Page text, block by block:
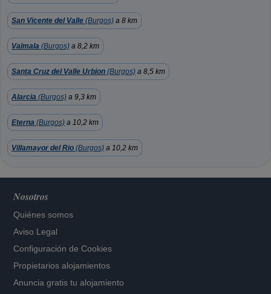
San Vicente del Valle (Burgos) a 8 km
Valmala (Burgos) a 8,2 km
Santa Cruz del Valle Urbion (Burgos) a 8,5 km
Alarcia (Burgos) a 9,3 km
Eterna (Burgos) a 10,2 km
Villamayor del Rio (Burgos) a 10,2 km
Nosotros
Quiénes somos
Aviso Legal
Configuración de Cookies
Propietarios alojamientos
Anuncia gratis tu alojamiento